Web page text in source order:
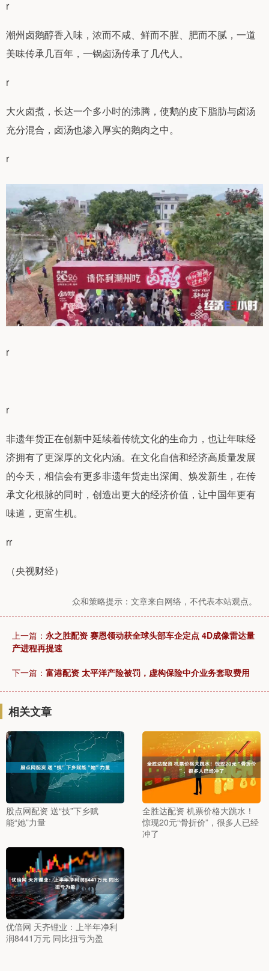
r
潮州卤鹅醇香入味，浓而不咸、鲜而不腥、肥而不腻，一道
美味传承几百年，一锅卤汤传承了几代人。
r
大火卤煮，长达一个多小时的沸腾，使鹅的皮下脂肪与卤汤
充分混合，卤汤也渗入厚实的鹅肉之中。
r
r
r
非遗年货正在创新中延续着传统文化的生命力，也让年味经
济拥有了更深厚的文化内涵。在文化自信和经济高质量发展
的今天，相信会有更多非遗年货走出深闺、焕发新生，在传
承文化根脉的同时，创造出更大的经济价值，让中国年更有
味道，更富生机。
rr
（央视财经）
众和策略提示：文章来自网络，不代表本站观点。
上一篇： 永之胜配资 赛恩领动获全球头部车企定点 4D成像雷达量
产进程再提速
下一篇： 富港配资 太平洋产险被罚，虚构保险中介业务套取费用
相关文章
股点网配资 送“技”下乡赋
能“她”力量
全胜达配资 机票价格大跳水！
惊现20元“骨折价”，很多人已经
冲了
优倍网 天齐锂业：上半年净利
润8441万元 同比扭亏为盈